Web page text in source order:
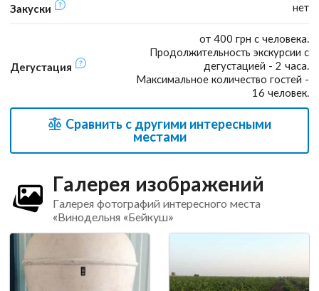
Закуски нет
Дегустация
от 400 грн с человека.
Продолжительность экскурсии с
дегустацией - 2 часа.
Максимальное количество гостей -
16 человек.
Сравнить с другими интересными
местами
Галерея изображений
Галерея фотографий интересного места
«Винодельня «Бейкуш»